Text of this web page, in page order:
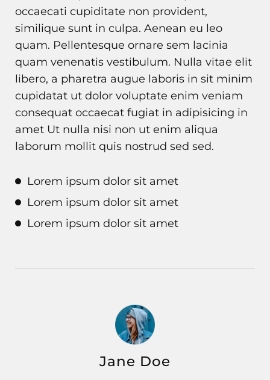
occaecati cupiditate non provident,
similique sunt in culpa. Aenean eu leo
quam. Pellentesque ornare sem lacinia
quam venenatis vestibulum. Nulla vitae elit
libero, a pharetra augue laboris in sit minim
cupidatat ut dolor voluptate enim veniam
consequat occaecat fugiat in adipisicing in
amet Ut nulla nisi non ut enim aliqua
laborum mollit quis nostrud sed sed.
Lorem ipsum dolor sit amet
Lorem ipsum dolor sit amet
Lorem ipsum dolor sit amet
Jane Doe